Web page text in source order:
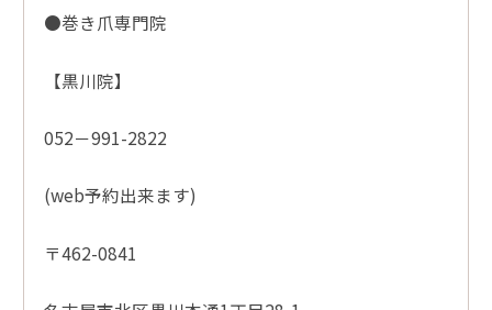
●巻き爪専門院
【黒川院】
052－991-2822
(web予約出来ます)
〒462-0841